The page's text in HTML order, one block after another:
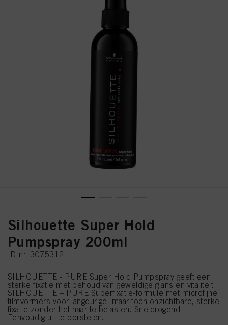
Silhouette Super Hold
Pumpspray 200ml
ID-nr. 3075312
SILHOUETTE - PURE Super Hold Pumpspray geeft een
sterke fixatie met behoud van geweldige glans en vitaliteit.
SILHOUETTE – PURE Superfixatie-formule met microfijne
filmvormers voor langdurige, maar toch onzichtbare, sterke
fixatie zonder het haar te belasten. Sneldrogend.
Eenvoudig uit te borstelen.